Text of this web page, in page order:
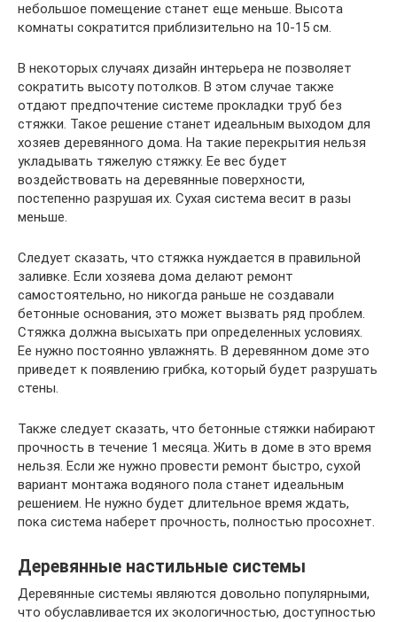
небольшое помещение станет еще меньше. Высота
комнаты сократится приблизительно на 10-15 см.
В некоторых случаях дизайн интерьера не позволяет
сократить высоту потолков. В этом случае также
отдают предпочтение системе прокладки труб без
стяжки. Такое решение станет идеальным выходом для
хозяев деревянного дома. На такие перекрытия нельзя
укладывать тяжелую стяжку. Ее вес будет
воздействовать на деревянные поверхности,
постепенно разрушая их. Сухая система весит в разы
меньше.
Следует сказать, что стяжка нуждается в правильной
заливке. Если хозяева дома делают ремонт
самостоятельно, но никогда раньше не создавали
бетонные основания, это может вызвать ряд проблем.
Стяжка должна высыхать при определенных условиях.
Ее нужно постоянно увлажнять. В деревянном доме это
приведет к появлению грибка, который будет разрушать
стены.
Также следует сказать, что бетонные стяжки набирают
прочность в течение 1 месяца. Жить в доме в это время
нельзя. Если же нужно провести ремонт быстро, сухой
вариант монтажа водяного пола станет идеальным
решением. Не нужно будет длительное время ждать,
пока система наберет прочность, полностью просохнет.
Деревянные настильные системы
Деревянные системы являются довольно популярными,
что обуславливается их экологичностью, доступностью